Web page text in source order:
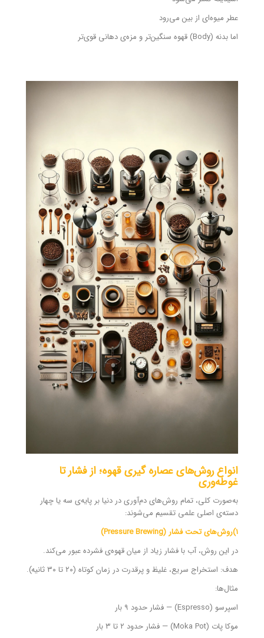
عطر میوه‌ای از بین می‌رود
اما بدنه (Body) قهوه سنگین‌تر و مزه‌ی دهانی قوی‌تر
انواع روش‌های عصاره گیری قهوه؛ از فشار تا
غوطه‌وری
به‌صورت کلی، تمام روش‌های دم‌آوری در دنیا بر پایه‌ی سه یا چهار
دسته‌ی اصلی علمی تقسیم می‌شوند:
۱)روش‌های تحت فشار (Pressure Brewing)
در این روش، آب با فشار زیاد از میان قهوه‌ی فشرده عبور می‌کند.
هدف: استخراج سریع، غلیظ و پرقدرت در زمان کوتاه (۲۰ تا ۳۰ ثانیه).
مثال‌ها:
اسپرسو (Espresso) — فشار حدود ۹ بار
موکا پات (Moka Pot) — فشار حدود ۲ تا ۳ بار